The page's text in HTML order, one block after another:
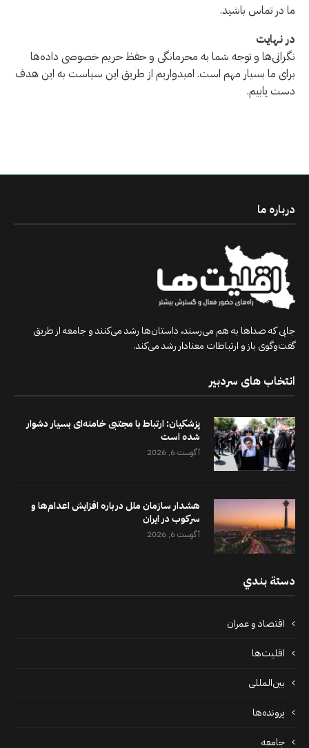
ما در تماس باشید.
در نهایت
نگرانی‌ها و توجه شما به محرمانگی و حفظ حریم خصوصی داده‌ها
برای ما بسیار مهم است. امیدواریم از طریق این سیاست به این هدف
دست یابیم.
درباره ما
جایی که صداها به هم می‌رسند، داستان‌ها رشد می‌کنند و جامعه از طریق
گفت‌وگوی باز و ارتباطات معنادار رشد می‌کند.
انتخاب های سردبیر
پزشکیان: ارتباط با مجتبی خامنه‌ای بسیار دشوار
شده است
آگوست 6, 2026
هشدار سازمان ملل درباره افزایش اعدام‌ها و
سرکوب در ایران
آگوست 6, 2026
دستة بندي
اقتصاد و عمران
اقلیت‌ها
بین‌المللی
پرونده‌ها
جامعه